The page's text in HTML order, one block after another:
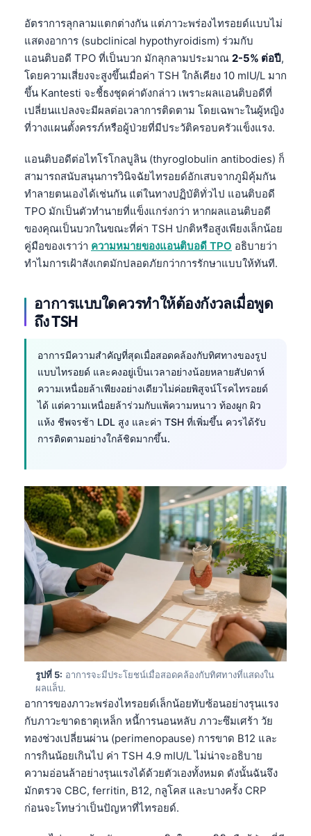
อัตราการลุกลามแตกต่างกัน แต่ภาวะพร่องไทรอยด์แบบไม่
แสดงอาการ (subclinical hypothyroidism) ร่วมกับ
แอนติบอดี TPO ที่เป็นบวก มักลุกลามประมาณ 2-5% ต่อปี,
โดยความเสี่ยงจะสูงขึ้นเมื่อค่า TSH ใกล้เคียง 10 mIU/L มาก
ขึ้น Kantesti จะชี้ธงชุดค่าดังกล่าว เพราะผลแอนติบอดีที่
เปลี่ยนแปลงจะมีผลต่อเวลาการติดตาม โดยเฉพาะในผู้หญิง
ที่วางแผนตั้งครรภ์หรือผู้ป่วยที่มีประวัติครอบครัวแข็งแรง.
แอนติบอดีต่อไทโรโกลบูลิน (thyroglobulin antibodies) ก็
สามารถสนับสนุนการวินิจฉัยไทรอยด์อักเสบจากภูมิคุ้มกัน
ทำลายตนเองได้เช่นกัน แต่ในทางปฏิบัติทั่วไป แอนติบอดี
TPO มักเป็นตัวทำนายที่แข็งแกร่งกว่า หากผลแอนติบอดี
ของคุณเป็นบวกในขณะที่ค่า TSH ปกติหรือสูงเพียงเล็กน้อย
คู่มือของเราว่า ความหมายของแอนติบอดี TPO อธิบายว่า
ทำไมการเฝ้าสังเกตมักปลอดภัยกว่าการรักษาแบบให้ทันที.
อาการแบบใดควรทำให้ต้องกังวลเมื่อพูด
ถึง TSH
อาการมีความสำคัญที่สุดเมื่อสอดคล้องกับทิศทางของรูป
แบบไทรอยด์ และคงอยู่เป็นเวลาอย่างน้อยหลายสัปดาห์
ความเหนื่อยล้าเพียงอย่างเดียวไม่ค่อยพิสูจน์โรคไทรอยด์
ได้ แต่ความเหนื่อยล้าร่วมกับแพ้ความหนาว ท้องผูก ผิว
แห้ง ชีพจรช้า LDL สูง และค่า TSH ที่เพิ่มขึ้น ควรได้รับ
การติดตามอย่างใกล้ชิดมากขึ้น.
รูปที่ 5: อาการจะมีประโยชน์เมื่อสอดคล้องกับทิศทางที่แสดงใน
ผลแล็บ.
อาการของภาวะพร่องไทรอยด์เล็กน้อยทับซ้อนอย่างรุนแรง
กับภาวะขาดธาตุเหล็ก หนี้การนอนหลับ ภาวะซึมเศร้า วัย
ทองช่วงเปลี่ยนผ่าน (perimenopause) การขาด B12 และ
การกินน้อยเกินไป ค่า TSH 4.9 mIU/L ไม่น่าจะอธิบาย
ความอ่อนล้าอย่างรุนแรงได้ด้วยตัวเองทั้งหมด ดังนั้นฉันจึง
มักตรวจ CBC, ferritin, B12, กลูโคส และบางครั้ง CRP
ก่อนจะโทษว่าเป็นปัญหาที่ไทรอยด์.